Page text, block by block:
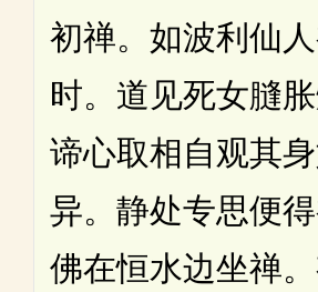
初禅。如波利仙
时。道见死女膖胀
谛心取相自观其
异。静处专思便得
佛在恒水边坐禅